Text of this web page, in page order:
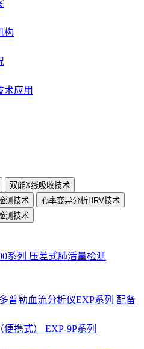
构
术应用
双能X线吸收技术
测技术
心率变异分析HRV技术
测技术
携式） EXP-9P系列